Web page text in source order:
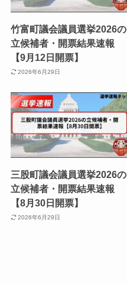
竹富町議会議員選挙2026の
立候補者・開票結果速報
【9月12日開票】
2026年6月29日
三股町議会議員選挙2026の
立候補者・開票結果速報
【8月30日開票】
2026年6月29日